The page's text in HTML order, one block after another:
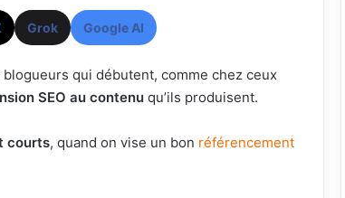
Grok Google AI
qui débutent, comme chez ceux
SEO au contenuqu’ils produisent.
courts, quand on vise un bon référencement